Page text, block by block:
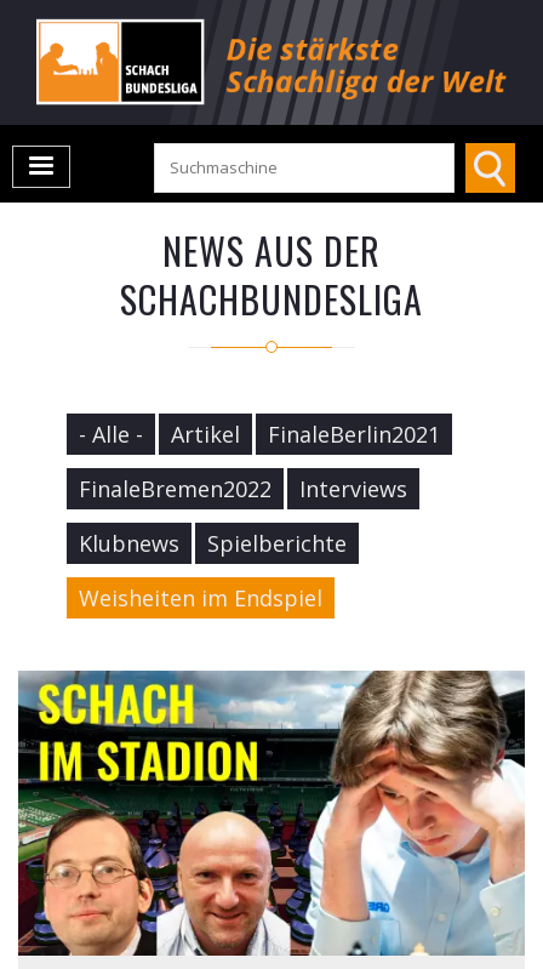
NEWS AUS DER
SCHACHBUNDESLIGA
- Alle - Artikel
FinaleBerlin2021
FinaleBremen2022
Interviews
Klubnews
Spielberichte
Weisheiten im Endspiel